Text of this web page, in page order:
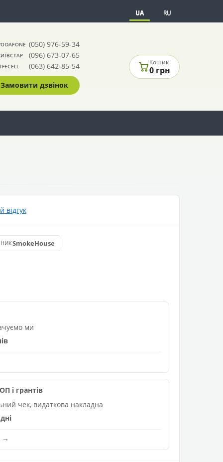
UA RU
(050) 976-59-34
(096) 673-07-65
(063) 642-85-54
Замовити дзвінок
Кошик
0 грн
SmokeHouse
ми
і грантів
чек, видаткова накладна
→